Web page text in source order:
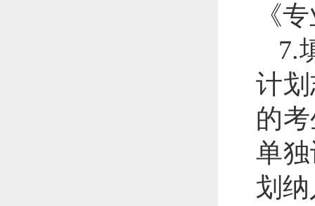
《
7.
计
的
单
划